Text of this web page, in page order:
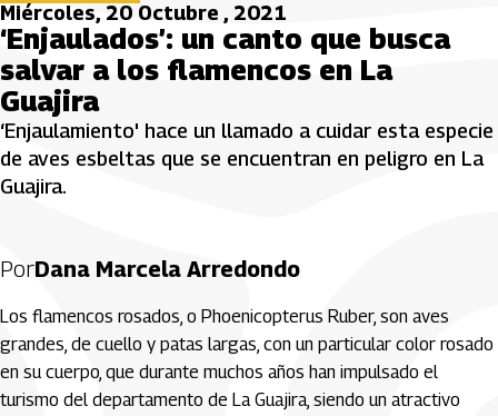
Miércoles, 20 Octubre , 2021
‘Enjaulados’: un canto que busca
salvar a los flamencos en La
Guajira
‘Enjaulamiento' hace un llamado a cuidar esta especie
de aves esbeltas que se encuentran en peligro en La
Guajira.
PorDana Marcela Arredondo
Los flamencos rosados, o Phoenicopterus Ruber, son aves
grandes, de cuello y patas largas, con un particular color rosado
en su cuerpo, que durante muchos años han impulsado el
turismo del departamento de La Guajira, siendo un atractivo